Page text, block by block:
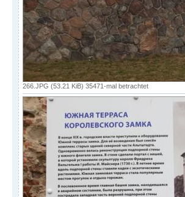
266.JPG (53.21 KiB) 35471-mal betrachtet